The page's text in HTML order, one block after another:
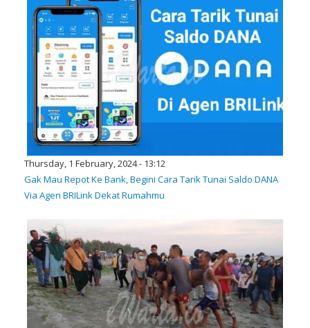
Thursday, 1 February, 2024 - 13:12
Gak Mau Repot Ke Bank, Begini Cara Tarik Tunai Saldo DANA
Via Agen BRILink Dekat Rumahmu